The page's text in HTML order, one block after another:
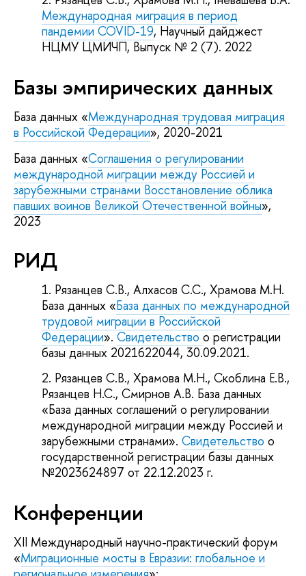
Международная миграция в период
пандемии COVID-19, Научный дайджест
НЦМУ ЦМИЧП, Выпуск № 2 (7). 2022
Базы эмпирических данных
База данных «Международная трудовая миграция
в Российской Федерации», 2020-2021
База данных «Соглашения о регулировании
международной миграции между Россией и
зарубежными странами Восстановление облика
павших воинов Великой Отечественной войны»,
2023
РИД
Рязанцев С.В., Алхасов С.С., Храмова М.Н.
База данных «База данных по международной
трудовой миграции в Российской
Федерации».Свидетельствоо регистрации
базы данных 2021622044, 30.09.2021.
Рязанцев С.В., Храмова М.Н., Скоблина Е.В.,
Рязанцев Н.С., Смирнов А.В. База данных
«База данных соглашений о регулировании
международной миграции между Россией и
зарубежными странами».Свидетельство о
государственной регистрации базы данных
№2023624897 от 22.12.2023 г.
Конференции
XII Международный научно-практический форум
«Миграционные мосты в Евразии: глобальное и